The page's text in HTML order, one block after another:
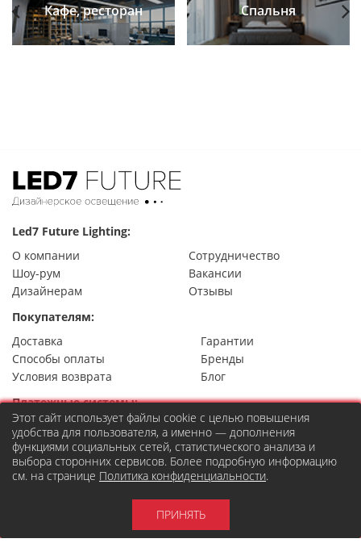
Previous
Кафе, ресторан Спальня
Led7 Future Lighting:
О компании
Сотрудничество
Шоу-рум
Вакансии
Дизайнерам
Отзывы
Покупателям:
Доставка
Гарантии
Способы оплаты
Бренды
Условия возврата
Блог
Платежные системы:
Контакты
ул. Правды 24, стр.7
Этот сайт использует файлы cookie с целью повышения
удобства для пользователя, а именно — дополнения
функциями социальных сетей, статистического анализа и
выбора сторонних сервисов. Более подробную информацию
см. на странице Политика конфиденциальности.
ПРИНЯТЬ